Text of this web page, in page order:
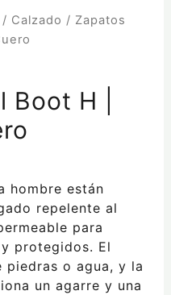
/ Calzado / Zapatos
H |
hombre están
repelente al
para
protegidos. El
o agua, y la
un agarre y una